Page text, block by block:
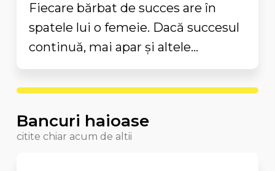
Fiecare bărbat de succes are în
spatele lui o femeie. Dacă succesul
continuă, mai apar și altele...
Bancuri haioase
citite chiar acum de altii